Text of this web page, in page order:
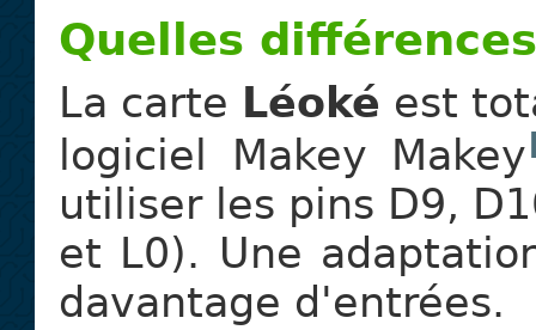
Quelles
La carte Léoké est
logiciel Makey Makey
utiliser les pins D9,
et L0). Une
davantage d'entrées.